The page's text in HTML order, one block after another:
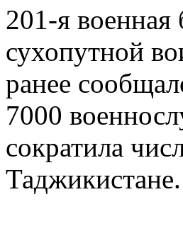
201-я военная
сухопутной
ранее
7000
сократила
Таджикистане.